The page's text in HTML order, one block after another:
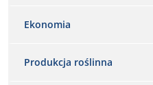
Ekonomia
Produkcja roślinna